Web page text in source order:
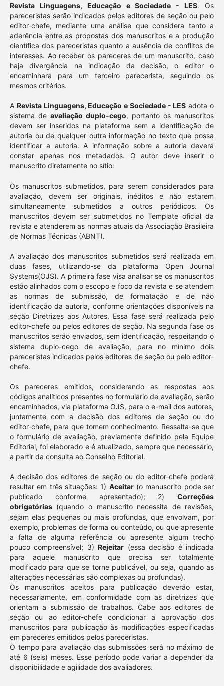
Revista Linguagens, Educação e Sociedade - LES. Os
pareceristas serão indicados pelos editores de seção ou pelo
editor-chefe, mediante uma análise que considera tanto a
aderência entre as propostas dos manuscritos e a produção
científica dos pareceristas quanto a ausência de conflitos de
interesses. Ao receber os pareceres de um manuscrito, caso
haja divergência na indicação da decisão, o editor o
encaminhará para um terceiro parecerista, seguindo os
mesmos critérios.
A Revista Linguagens, Educação e Sociedade - LES adota o
sistema de avaliação duplo-cego, portanto os manuscritos
devem ser inseridos na plataforma sem a identificação de
autoria ou de qualquer outra informação no texto que possa
identificar a autoria. A informação sobre a autoria deverá
constar apenas nos metadados. O autor deve inserir o
manuscrito diretamente no sítio:
Os manuscritos submetidos, para serem considerados para
avaliação, devem ser originais, inéditos e não estarem
simultaneamente submetidos a outros periódicos. Os
manuscritos devem ser submetidos no Template oficial da
revista e atenderem as normas atuais da Associação Brasileira
de Normas Técnicas (ABNT).
A avaliação dos manuscritos submetidos será realizada em
duas fases, utilizando-se da plataforma Open Journal
Systems(OJS). A primeira fase visa analisar se os manuscritos
estão alinhados com o escopo e foco da revista e se atendem
as normas de submissão, de formatação e de não
identificação da autoria, conforme orientações disponíveis na
seção Diretrizes aos Autores. Essa fase será realizada pelo
editor-chefe ou pelos editores de seção. Na segunda fase os
manuscritos serão enviados, sem identificação, respeitando o
sistema duplo-cego de avaliação, para no mínimo dois
pareceristas indicados pelos editores de seção ou pelo editor-
chefe.
Os pareceres emitidos, considerando as respostas aos
códigos analíticos presentes no formulário de avaliação, serão
encaminhados, via plataforma OJS, para o e-mail dos autores,
juntamente com a decisão dos editores de seção ou do
editor-chefe, para que tomem conhecimento. Ressalta-se que
o formulário de avaliação, previamente definido pela Equipe
Editorial, foi elaborado e é atualizado, sempre que necessário,
a partir da consulta ao Conselho Editorial.
A decisão dos editores de seção ou do editor-chefe poderá
resultar em três situações: 1) Aceitar(o manuscrito pode ser
publicado conforme apresentado); 2)Correções
obrigatórias(quando o manuscrito necessita de revisões,
sejam elas pequenas ou mais profundas, que envolvam, por
exemplo, problemas de forma ou conteúdo, ou que apresente
a falta de alguma referência ou apresente algum trecho
pouco compreensível; 3)Rejeitar (essa decisão é indicada
para aquele manuscrito que precisa ser totalmente
modificado para que se torne publicável, ou seja, quando as
alterações necessárias são complexas ou profundas).
Os manuscritos aceitos para publicação deverão estar,
necessariamente, em conformidade com as diretrizes que
orientam a submissão de trabalhos. Cabe aos editores de
seção ou ao editor-chefe condicionar a aprovação dos
manuscritos para publicação às modificações especificadas
em pareceres emitidos pelos pareceristas.
O tempo para avaliação das submissões será no máximo de
até 6 (seis) meses. Esse período pode variar a depender da
disponibilidade e agilidade dos avaliadores.